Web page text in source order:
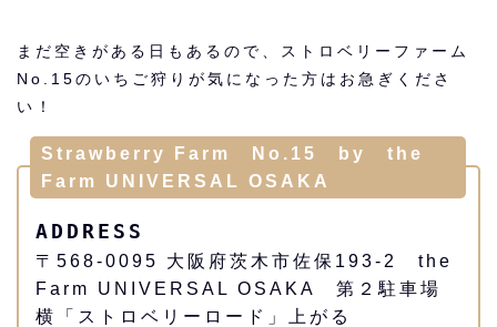
まだ空きがある日もあるので、ストロベリーファーム
No.15のいちご狩りが気になった方はお急ぎくださ
い！
Strawberry Farm No.15 by the
Farm UNIVERSAL OSAKA
ADDRESS
〒568-0095 大阪府茨木市佐保193-2 the
Farm UNIVERSAL OSAKA 第２駐車場
横「ストロベリーロード」上がる